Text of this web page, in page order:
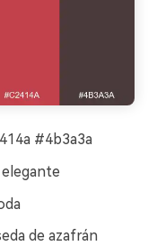
#4b3a3a
de azafrán